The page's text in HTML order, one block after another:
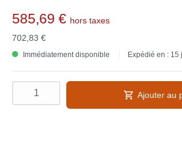
585,69 € hors taxes
702,83 €
Immédiatement disponible Expédié en : 15
Ajouter au